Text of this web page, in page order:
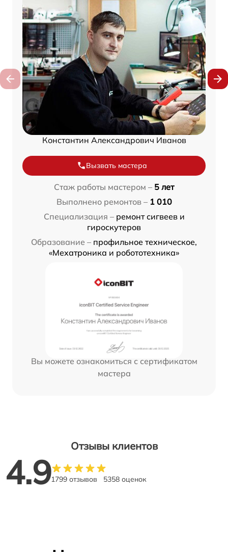
Константин Александрович Иванов
Вызвать мастера
Стаж работы мастером – 5 лет
Выполнено ремонтов – 1 010
Специализация – ремонт сигвеев и
гироскутеров
Образование – профильное техническое,
«Мехатроника и робототехника»
Вы можете ознакомиться с сертификатом
мастера
Отзывы клиентов
4.91799 отзывов 5358 оценок